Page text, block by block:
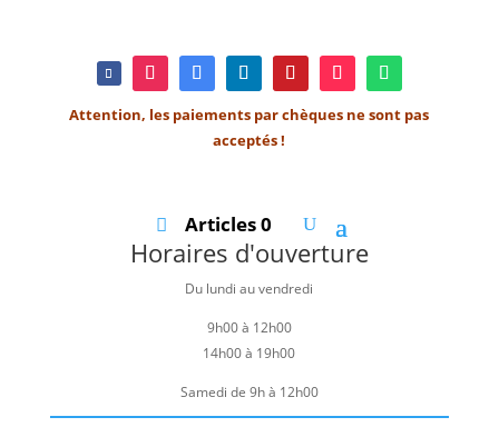
Attention, les paiements par chèques ne sont pas
acceptés !
Articles 0
Horaires d'ouverture
Du lundi au vendredi
9h00 à 12h00
14h00 à 19h00
Samedi de 9h à 12h00